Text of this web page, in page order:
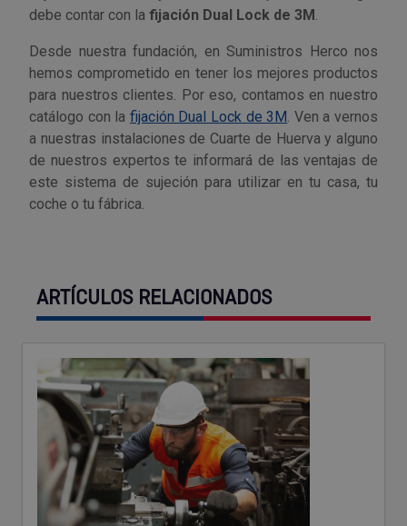
debe contar con la fijación Dual Lock de 3M.
Desde nuestra fundación, en Suministros Herco nos
hemos comprometido en tener los mejores productos
para nuestros clientes. Por eso, contamos en nuestro
catálogo con la fijación Dual Lock de 3M. Ven a vernos
a nuestras instalaciones de Cuarte de Huerva y alguno
de nuestros expertos te informará de las ventajas de
este sistema de sujeción para utilizar en tu casa, tu
coche o tu fábrica.
ARTÍCULOS RELACIONADOS